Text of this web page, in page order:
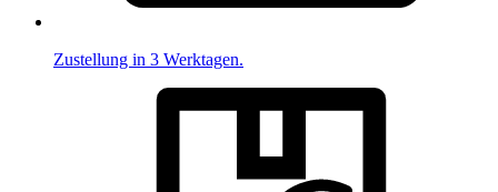
Zustellung in 3 Werktagen.